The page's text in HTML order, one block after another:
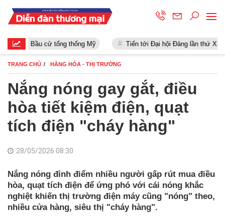
Bầu cử tổng thống Mỹ Tiến tới Đại hội Đảng lần thứ XIII
TRANG CHỦ HÀNG HÓA - THỊ TRƯỜNG
Nắng nóng gay gắt, điều
hòa tiết kiệm điện, quạt
tích điện "cháy hàng"
28/05/2026 08:30
Nắng nóng đỉnh điểm nhiều người gấp rút mua điều
hòa, quạt tích điện để ứng phó với cái nóng khắc
nghiệt khiến thị trường điện máy cũng "nóng" theo,
nhiều cửa hàng, siêu thị "cháy hàng".